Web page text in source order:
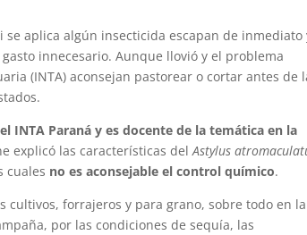
se aplica algún insecticida escapan de inmediato
innecesario. Aunque llovió y el problema
(INTA) aconsejan pastorear o cortar antes de
INTA Paraná y es docente de la temática en la
explicó las características delAstylus
cuales no es aconsejable el control químico.
cultivos, forrajeros y para grano, sobre todo en la
por las condiciones de sequía, las